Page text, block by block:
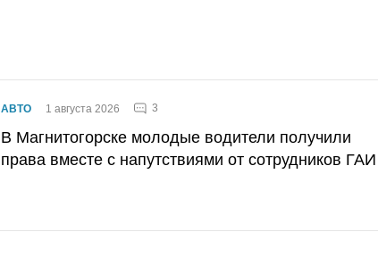
АВТО 1 августа 2026 3
В Магнитогорске молодые водители получили
права вместе с напутствиями от сотрудников ГАИ